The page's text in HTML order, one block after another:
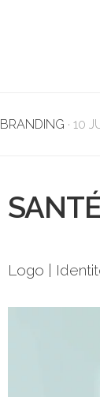
BRANDING · 10
Logo |